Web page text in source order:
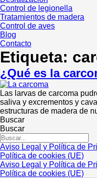
Control de legionella
Tratamientos de madera
Control de aves
Blog
Contacto
Etiqueta:
¿Qué es la
Las larvas de carcoma
saliva y excrementos y
estructuras de madera de
Buscar
Buscar
Aviso Legal y Política de
Política de cookies (UE)
Aviso Legal y Política de
Política de cookies (UE)